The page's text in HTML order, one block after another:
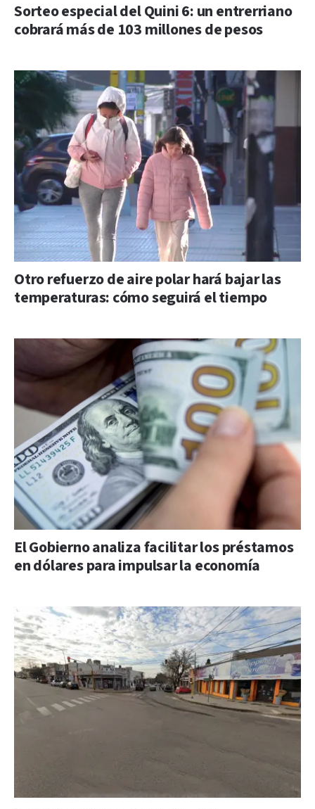
Sorteo especial del Quini 6: un entrerriano
cobrará más de 103 millones de pesos
Otro refuerzo de aire polar hará bajar las
temperaturas: cómo seguirá el tiempo
El Gobierno analiza facilitar los préstamos
en dólares para impulsar la economía